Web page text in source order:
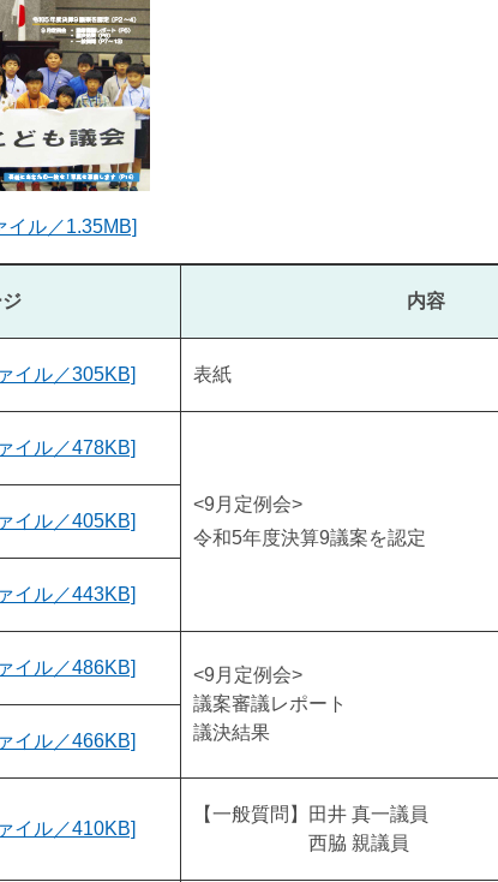
イル／1.35MB]
内容
イル／305KB] 表紙
イル／478KB]
<9月定例会>
令和5年度決算9議案を認定
イル／405KB]
イル／443KB]
イル／486KB]
<9月定例会>
議案審議レポート
議決結果
イル／466KB]
イル／410KB]
【一般質問】​田井 真一議員
西脇 親議員